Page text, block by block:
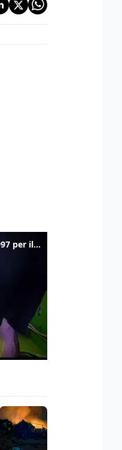
Ecco il tanko usato dai Serenissimi nel 1997 per il blitz a San Marco